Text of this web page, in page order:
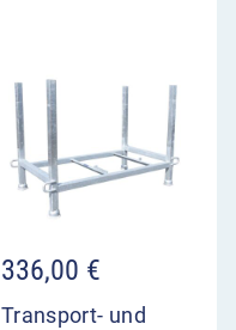
336,00 €
Transport- und